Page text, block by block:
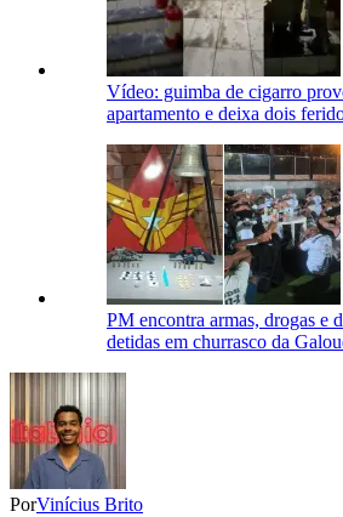
Vídeo: guimba de cigarro
apartamento e deixa dois
PM encontra armas, drogas e
detidas em churrasco da
PorVinícius Brito